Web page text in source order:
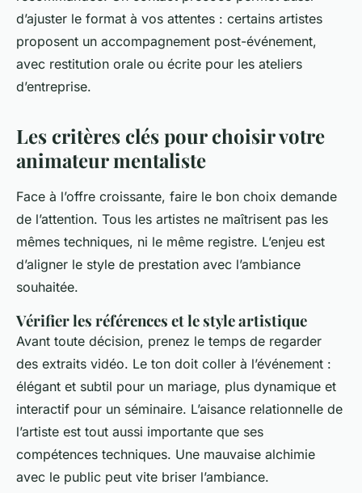
d’ajuster le format à vos attentes : certains artistes
proposent un accompagnement post-événement,
avec restitution orale ou écrite pour les ateliers
d’entreprise.
Les critères clés pour choisir votre
animateur mentaliste
Face à l’offre croissante, faire le bon choix demande
de l’attention. Tous les artistes ne maîtrisent pas les
mêmes techniques, ni le même registre. L’enjeu est
d’aligner le style de prestation avec l’ambiance
souhaitée.
Vérifier les références et le style artistique
Avant toute décision, prenez le temps de regarder
des extraits vidéo. Le ton doit coller à l’événement :
élégant et subtil pour un mariage, plus dynamique et
interactif pour un séminaire. L’aisance relationnelle de
l’artiste est tout aussi importante que ses
compétences techniques. Une mauvaise alchimie
avec le public peut vite briser l’ambiance.